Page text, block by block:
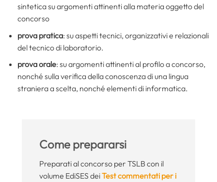
sintetica su argomenti attinenti alla materia oggetto del
concorso
prova pratica: su aspetti tecnici, organizzativi e relazionali
del tecnico di laboratorio.
prova orale: su argomenti attinenti al profilo a concorso,
nonché sulla verifica della conoscenza di una lingua
straniera a scelta, nonché elementi di informatica.
Come prepararsi
Preparati al concorso per TSLB con il
volume EdiSES deiTest commentati per i